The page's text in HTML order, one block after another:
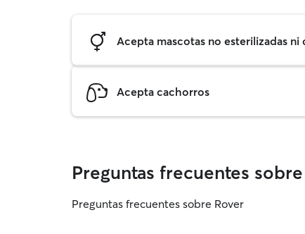
Acepta mascotas no esterilizadas ni
Acepta cachorros
Preguntas frecuentes
Preguntas frecuentes sobre Rover